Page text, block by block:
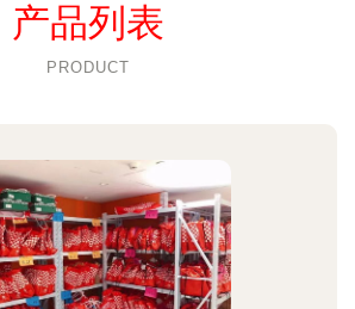
产品列表
PRODUCT